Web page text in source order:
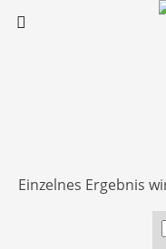
Einzelnes Ergebnis